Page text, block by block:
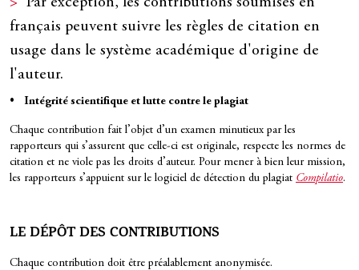
français peuvent suivre les règles de citation en
usage dans le système académique d'origine de
l'auteur.
• Intégrité scientifique et lutte contre le plagiat
Chaque contribution fait l’objet d’un examen minutieux par les
rapporteurs qui s’assurent que celle-ci est originale, respecte les normes de
citation et ne viole pas les droits d’auteur. Pour mener à bien leur mission,
les rapporteurs s’appuient sur le logiciel de détection du plagiat Compilatio.
LE DÉPÔT DES CONTRIBUTIONS
Chaque contribution doit être préalablement anonymisée.